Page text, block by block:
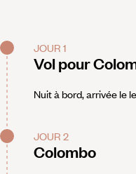
JOUR 1
Vol pour
Nuit à bord, arrivée le
JOUR 2
Colombo